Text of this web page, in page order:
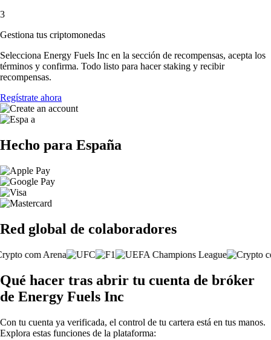
3
Gestiona tus criptomonedas
Selecciona Energy Fuels Inc en la sección de recompensas, acepta los
términos y confirma. Todo listo para hacer staking y recibir
recompensas.
Regístrate ahora
Hecho para España
Red global de colaboradores
Qué hacer tras abrir tu cuenta de bróker
de Energy Fuels Inc
Con tu cuenta ya verificada, el control de tu cartera está en tus manos.
Explora estas funciones de la plataforma: